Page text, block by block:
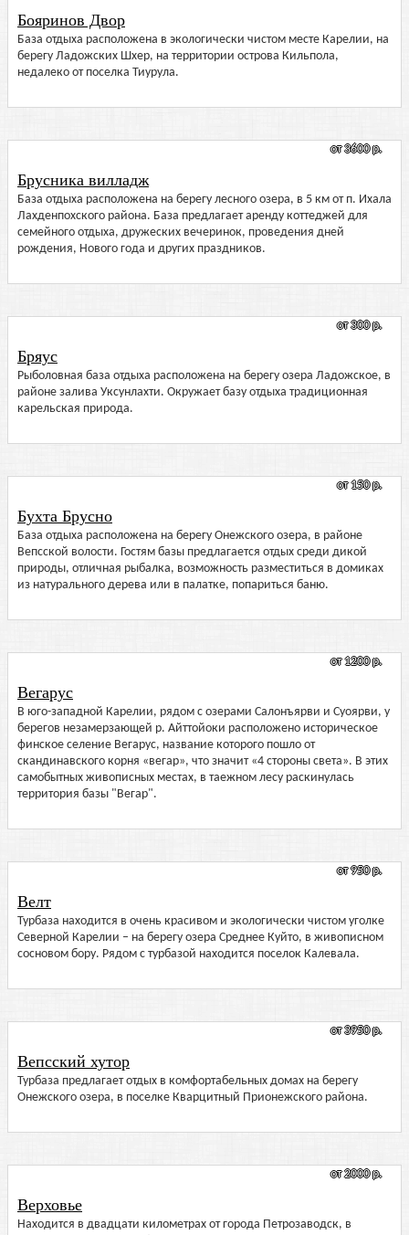
Бояринов Двор
База отдыха расположена в экологически чистом месте Карелии, на
берегу Ладожских Шхер, на территории острова Кильпола,
недалеко от поселка Тиурула.
от 3600 р.
Брусника вилладж
База отдыха расположена на берегу лесного озера, в 5 км от п. Ихала
Лахденпохского района. База предлагает аренду коттеджей для
семейного отдыха, дружеских вечеринок, проведения дней
рождения, Нового года и других праздников.
от 300 р.
Бряус
Рыболовная база отдыха расположена на берегу озера Ладожское, в
районе залива Уксунлахти. Окружает базу отдыха традиционная
карельская природа.
от 150 р.
Бухта Брусно
База отдыха расположена на берегу Онежского озера, в районе
Вепсской волости. Гостям базы предлагается отдых среди дикой
природы, отличная рыбалка, возможность разместиться в домиках
из натурального дерева или в палатке, попариться баню.
от 1200 р.
Вегарус
В юго-западной Карелии, рядом с озерами Салонъярви и Суоярви, у
берегов незамерзающей р. Айттойоки расположено историческое
финское селение Вегарус, название которого пошло от
скандинавского корня «вегар», что значит «4 стороны света». В этих
самобытных живописных местах, в таежном лесу раскинулась
территория базы "Вегар".
от 950 р.
Велт
Турбаза находится в очень красивом и экологически чистом уголке
Северной Карелии – на берегу озера Среднее Куйто, в живописном
сосновом бору. Рядом с турбазой находится поселок Калевала.
от 3950 р.
Вепсский хутор
Турбаза предлагает отдых в комфортабельных домах на берегу
Онежского озера, в поселке Кварцитный Прионежского района.
от 2000 р.
Верховье
Находится в двадцати километрах от города Петрозаводск, в